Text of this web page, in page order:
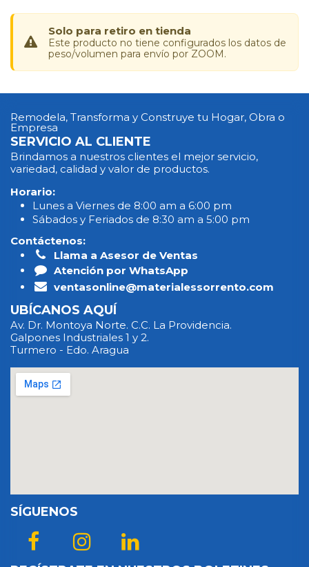
Solo para retiro en tienda
Este producto no tiene configurados los datos de
peso/volumen para envío por ZOOM.
Remodela, Transforma y Construye tu Hogar, Obra o
Empresa
SERVICIO AL CLIENTE
Brindamos a nuestros clientes el mejor servicio,
variedad, calidad y valor de productos.
Horario:
Lunes a Viernes de 8:00 am a 6:00 pm
Sábados y Feriados de 8:30 am a 5:00 pm
Contáctenos:
Llama a Asesor de Ventas
Atención por WhatsApp
ventasonline@materialessorrento.com
UBÍCANOS AQUÍ
Av. Dr. Montoya Norte. C.C. La Providencia.
Galpones Industriales 1 y 2.
Turmero - Edo. Aragua
SÍGUENOS